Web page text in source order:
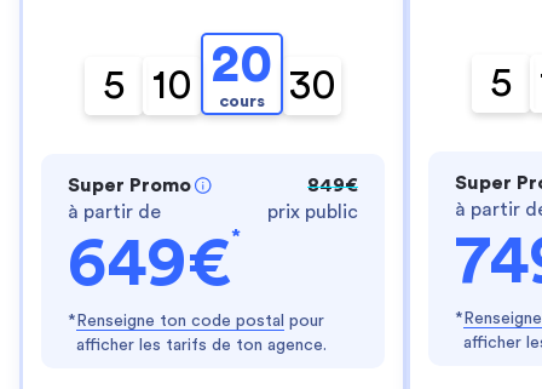
5 10 20
cours 30
Super Promo
à partir de
649€*
849€
prix public
* Renseigne ton code postal pour
afficher les tarifs de ton agence.
5
Super
à partir
*
afficher